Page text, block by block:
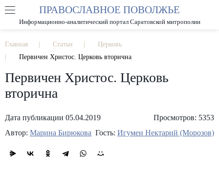
РАЗМЕР ШРИФТА А А
ПРАВОСЛАВНОЕ ПОВОЛЖЬЕ
Информационно-аналитический портал Саратовской митрополии
Главная Статьи
Церковь
Первичен Христос. Церковь вторична
Первичен Христос. Церковь
вторична
Дата публикации 05.04.2019
Просмотров: 5353
Автор: Марина Бирюкова Гость: Игумен Нектарий (Морозов)